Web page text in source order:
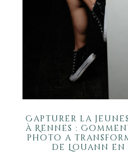
Capturer la
à Rennes :
photo a
de Louann